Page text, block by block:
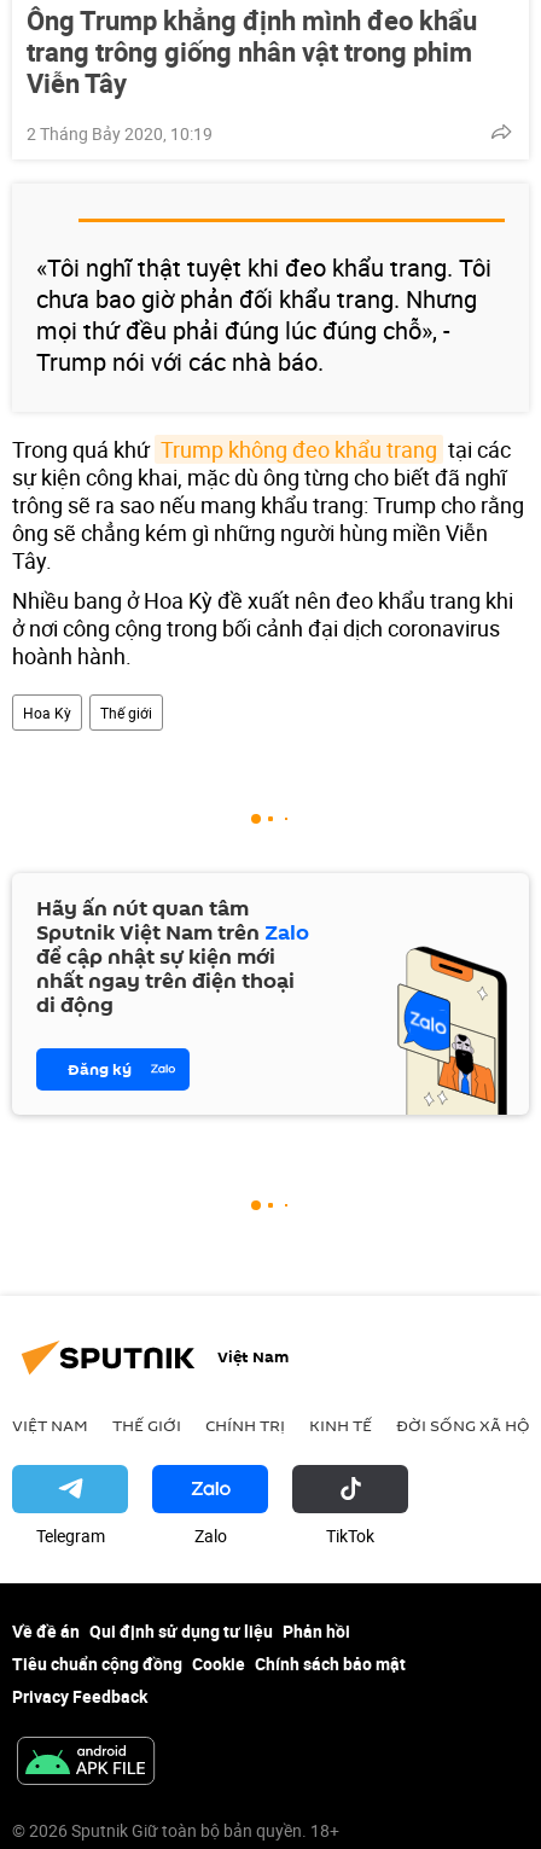
Ông Trump khẳng định mình đeo khẩu
trang trông giống nhân vật trong phim
Viễn Tây
2 Tháng Bảy 2020, 10:19
«Tôi nghĩ thật tuyệt khi đeo khẩu trang. Tôi
chưa bao giờ phản đối khẩu trang. Nhưng
mọi thứ đều phải đúng lúc đúng chỗ», -
Trump nói với các nhà báo.
Trong quá khứ Trump không đeo khẩu trang tại các
sự kiện công khai, mặc dù ông từng cho biết đã nghĩ
trông sẽ ra sao nếu mang khẩu trang: Trump cho rằng
ông sẽ chẳng kém gì những người hùng miền Viễn
Tây.
Nhiều bang ở Hoa Kỳ đề xuất nên đeo khẩu trang khi
ở nơi công cộng trong bối cảnh đại dịch coronavirus
hoành hành.
Hoa Kỳ Thế giới
Hãy ấn nút quan tâm
Sputnik Việt Nam trên Zalo
để cập nhật sự kiện mới
nhất ngay trên điện thoại
di động
Đăng ký
Việt Nam
VIỆT NAM THẾ GIỚI CHÍNH TRỊ KINH TẾ ĐỜI SỐNG XÃ HỘI
Telegram Zalo ТikТоk
Về đề án Qui định sử dụng tư liệu Phản hồi
Tiêu chuẩn cộng đồng Cookie Chính sách bảo mật
Privacy Feedback
© 2026 Sputnik Giữ toàn bộ bản quyền. 18+